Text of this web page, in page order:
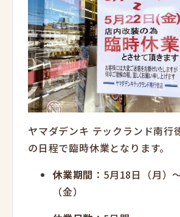
ヤマダデンキ テックランド南行
の日程で臨時休業となります。
休業期間 ：5月18日（月）
（金）